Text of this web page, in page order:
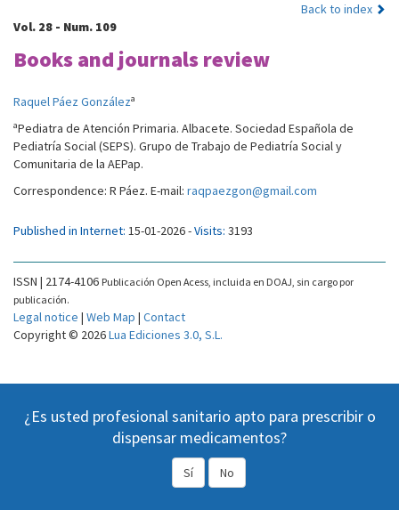
Back to index
Vol. 28 - Num. 109
Books and journals review
Raquel Páez Gonzáleza
aPediatra de Atención Primaria. Albacete. Sociedad Española de
Pediatría Social (SEPS). Grupo de Trabajo de Pediatría Social y
Comunitaria de la AEPap.
Correspondence: R Páez. E-mail: raqpaezgon@gmail.com
Published in Internet: 15-01-2026 -Visits: 3193
¿Es usted profesional sanitario apto para prescribir o
dispensar medicamentos?
Sí No
ISSN | 2174-4106 Publicación Open Acess, incluida en DOAJ, sin cargo por
publicación.
Legal notice | Web Map | Contact
Copyright © 2026Lua Ediciones 3.0, S.L.